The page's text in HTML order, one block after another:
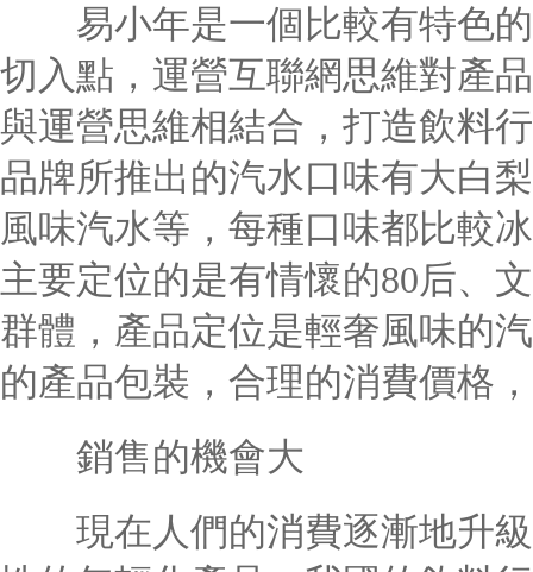
易小年是一個比較有特色的
切入點，運營互聯網思維對產
與運營思維相結合，打造飲料
品牌所推出的汽水口味有大白
風味汽水等，每種口味都比較
主要定位的是有情懷的80后、
群體，產品定位是輕奢風味的
的產品包裝，合理的消費價格
銷售的機會大
現在人們的消費逐漸地升級